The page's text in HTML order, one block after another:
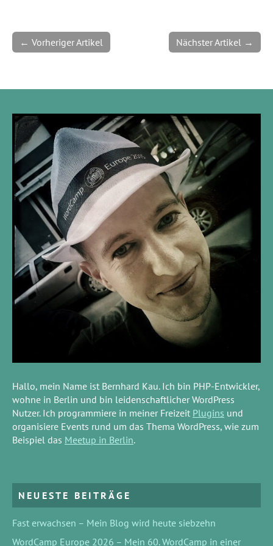
Nächster Artikel →
← Vorheriger Artikel
Hallo, mein Name ist Bernhard Kau. Ich bin PHP-Entwickler,
wohne in Berlin und bin leidenschaftlicher WordPress
Nutzer. Ich programmiere in meiner Freizeit Plugins und
organisiere Events rund um das Thema WordPress, wie zum
Beispiel das Meetup in Berlin.
NEUESTE BEITRÄGE
Fast erwachsen – Mein Blog wird heute siebzehn
WordCamp Europe 2026 – Mein 60. WordCamp in einer